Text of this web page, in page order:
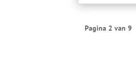
Pagina 2 van 9